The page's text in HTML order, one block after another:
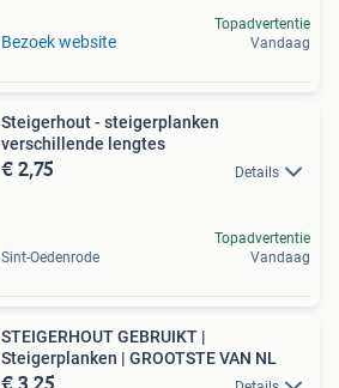
Bezoek website
Topadvertentie
Vandaag
Steigerhout - steigerplanken
verschillende lengtes
€ 2,75 Details
Sint-Oedenrode
Topadvertentie
Vandaag
STEIGERHOUT GEBRUIKT |
Steigerplanken | GROOTSTE VAN NL